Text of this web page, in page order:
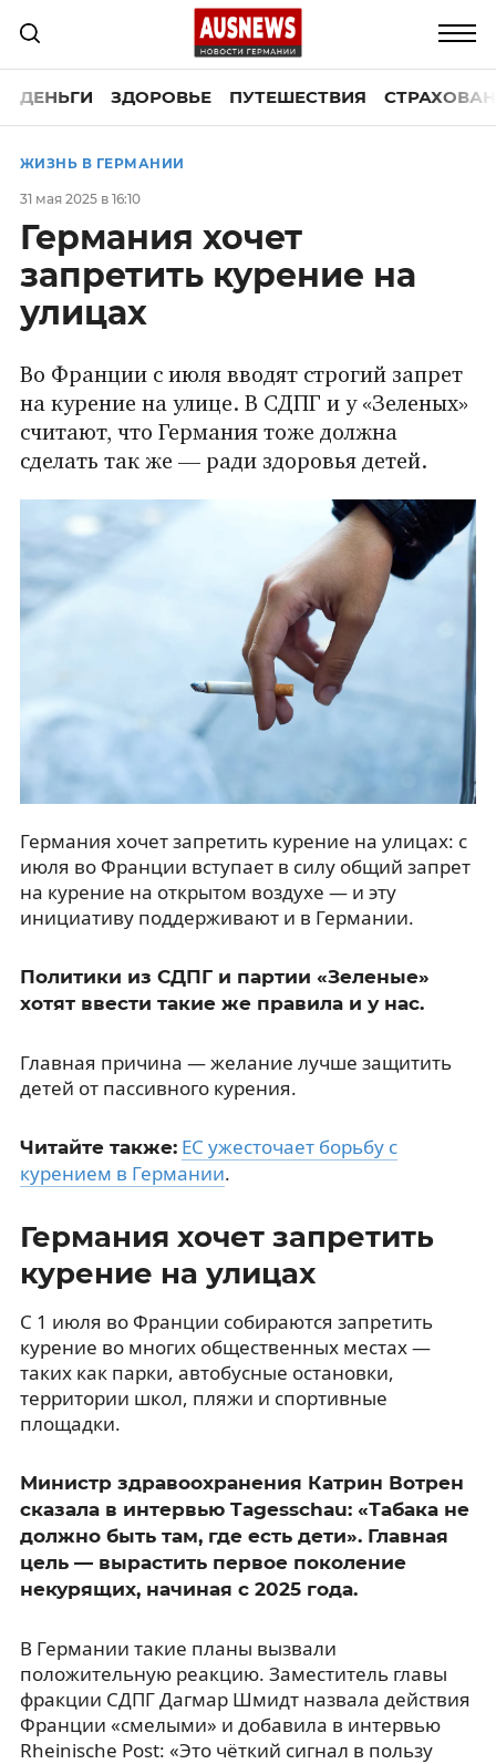
ДЕНЬГИ ЗДОРОВЬЕ ПУТЕШЕСТВИЯ
ЖИЗНЬ В ГЕРМАНИИ
31 мая 2025 в 16:10
Германия хочет
запретить курение на
улицах
Во Франции с июля вводят строгий запрет
на курение на улице. В СДПГ и у «Зеленых»
считают, что Германия тоже должна
сделать так же — ради здоровья детей.
Германия хочет запретить курение на улицах: с
июля во Франции вступает в силу общий запрет
на курение на открытом воздухе — и эту
инициативу поддерживают и в Германии.
Политики из СДПГ и партии «Зеленые»
хотят ввести такие же правила и у нас.
Главная причина — желание лучше защитить
детей от пассивного курения.
Читайте также: ЕС ужесточает борьбу с
курением в Германии.
Германия хочет запретить
курение на улицах
С 1 июля во Франции собираются запретить
курение во многих общественных местах —
таких как парки, автобусные остановки,
территории школ, пляжи и спортивные
площадки.
Министр здравоохранения Катрин Вотрен
сказала в интервью Tagesschau: «Табака не
должно быть там, где есть дети». Главная
цель — вырастить первое поколение
некурящих, начиная с 2025 года.
В Германии такие планы вызвали
положительную реакцию. Заместитель главы
фракции СДПГ Дагмар Шмидт назвала действия
Франции «смелыми» и добавила в интервью
Rheinische Post: «Это чёткий сигнал в пользу